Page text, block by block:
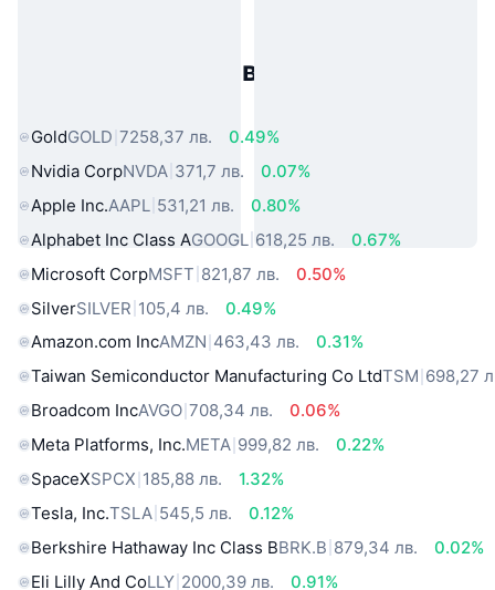
Популярни активи от реалния
GoldGOLD 7258,37 лв.
0.49%
Nvidia CorpNVDA 371,7 лв.
0.07%
Apple Inc.AAPL 531,21 лв.
0.80%
Alphabet Inc Class AGOOGL 618,25 лв.
0.67%
Microsoft CorpMSFT 821,87 лв.
0.50%
SilverSILVER 105,4 лв.
0.49%
Amazon.com IncAMZN 463,43 лв.
0.31%
Taiwan Semiconductor Manufacturing Co LtdTSM 698,27
Broadcom IncAVGO 708,34 лв.
0.06%
Meta Platforms, Inc.META 999,82 лв.
0.22%
SpaceXSPCX 185,88 лв.
1.32%
Tesla, Inc.TSLA 545,5 лв.
0.12%
Berkshire Hathaway Inc Class BBRK.B 879,34 лв.
0.02%
Eli Lilly And CoLLY 2000,39 лв.
0.91%